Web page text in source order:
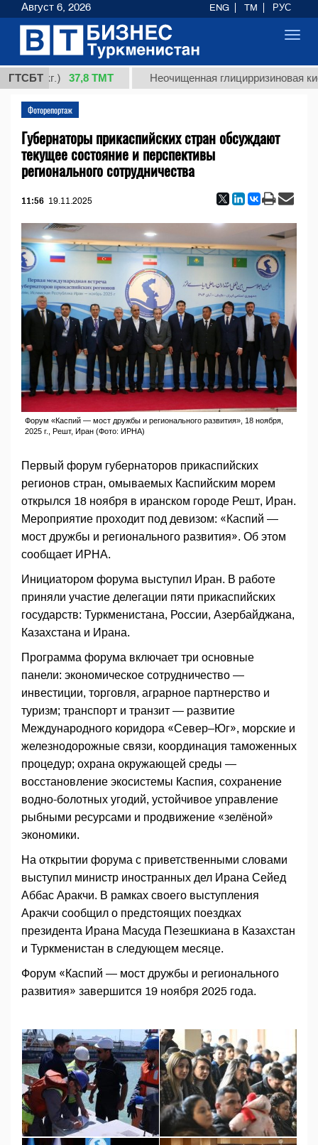
ГТСБТ
1 (кг.) 37,8 ТМТ Неочищенная глицирризиновая
Фоторепортаж
Губернаторы прикаспийских стран обсуждают
текущее состояние и перспективы
регионального сотрудничества
11:56 19.11.2025
Форум «Каспий — мост дружбы и регионального развития», 18 ноября,
2025 г., Решт, Иран (Фото: ИРНА)
Первый форум губернаторов прикаспийских
регионов стран, омываемых Каспийским морем
открылся 18 ноября в иранском городе Решт, Иран.
Мероприятие проходит под девизом: «Каспий —
мост дружбы и регионального развития». Об этом
сообщает ИРНА.
Инициатором форума выступил Иран. В работе
приняли участие делегации пяти прикаспийских
государств: Туркменистана, России, Азербайджана,
Казахстана и Ирана.
Программа форума включает три основные
панели: экономическое сотрудничество —
инвестиции, торговля, аграрное партнерство и
туризм; транспорт и транзит — развитие
Международного коридора «Север–Юг», морские и
железнодорожные связи, координация таможенных
процедур; охрана окружающей среды —
восстановление экосистемы Каспия, сохранение
водно-болотных угодий, устойчивое управление
рыбными ресурсами и продвижение «зелёной»
экономики.
На открытии форума с приветственными словами
выступил министр иностранных дел Ирана Сейед
Аббас Аракчи. В рамках своего выступления
Аракчи сообщил о предстоящих поездках
президента Ирана Масуда Пезешкиана в Казахстан
и Туркменистан в следующем месяце.
Форум «Каспий — мост дружбы и регионального
развития» завершится 19 ноября 2025 года.
Август 6, 2026 ENG TM РУС